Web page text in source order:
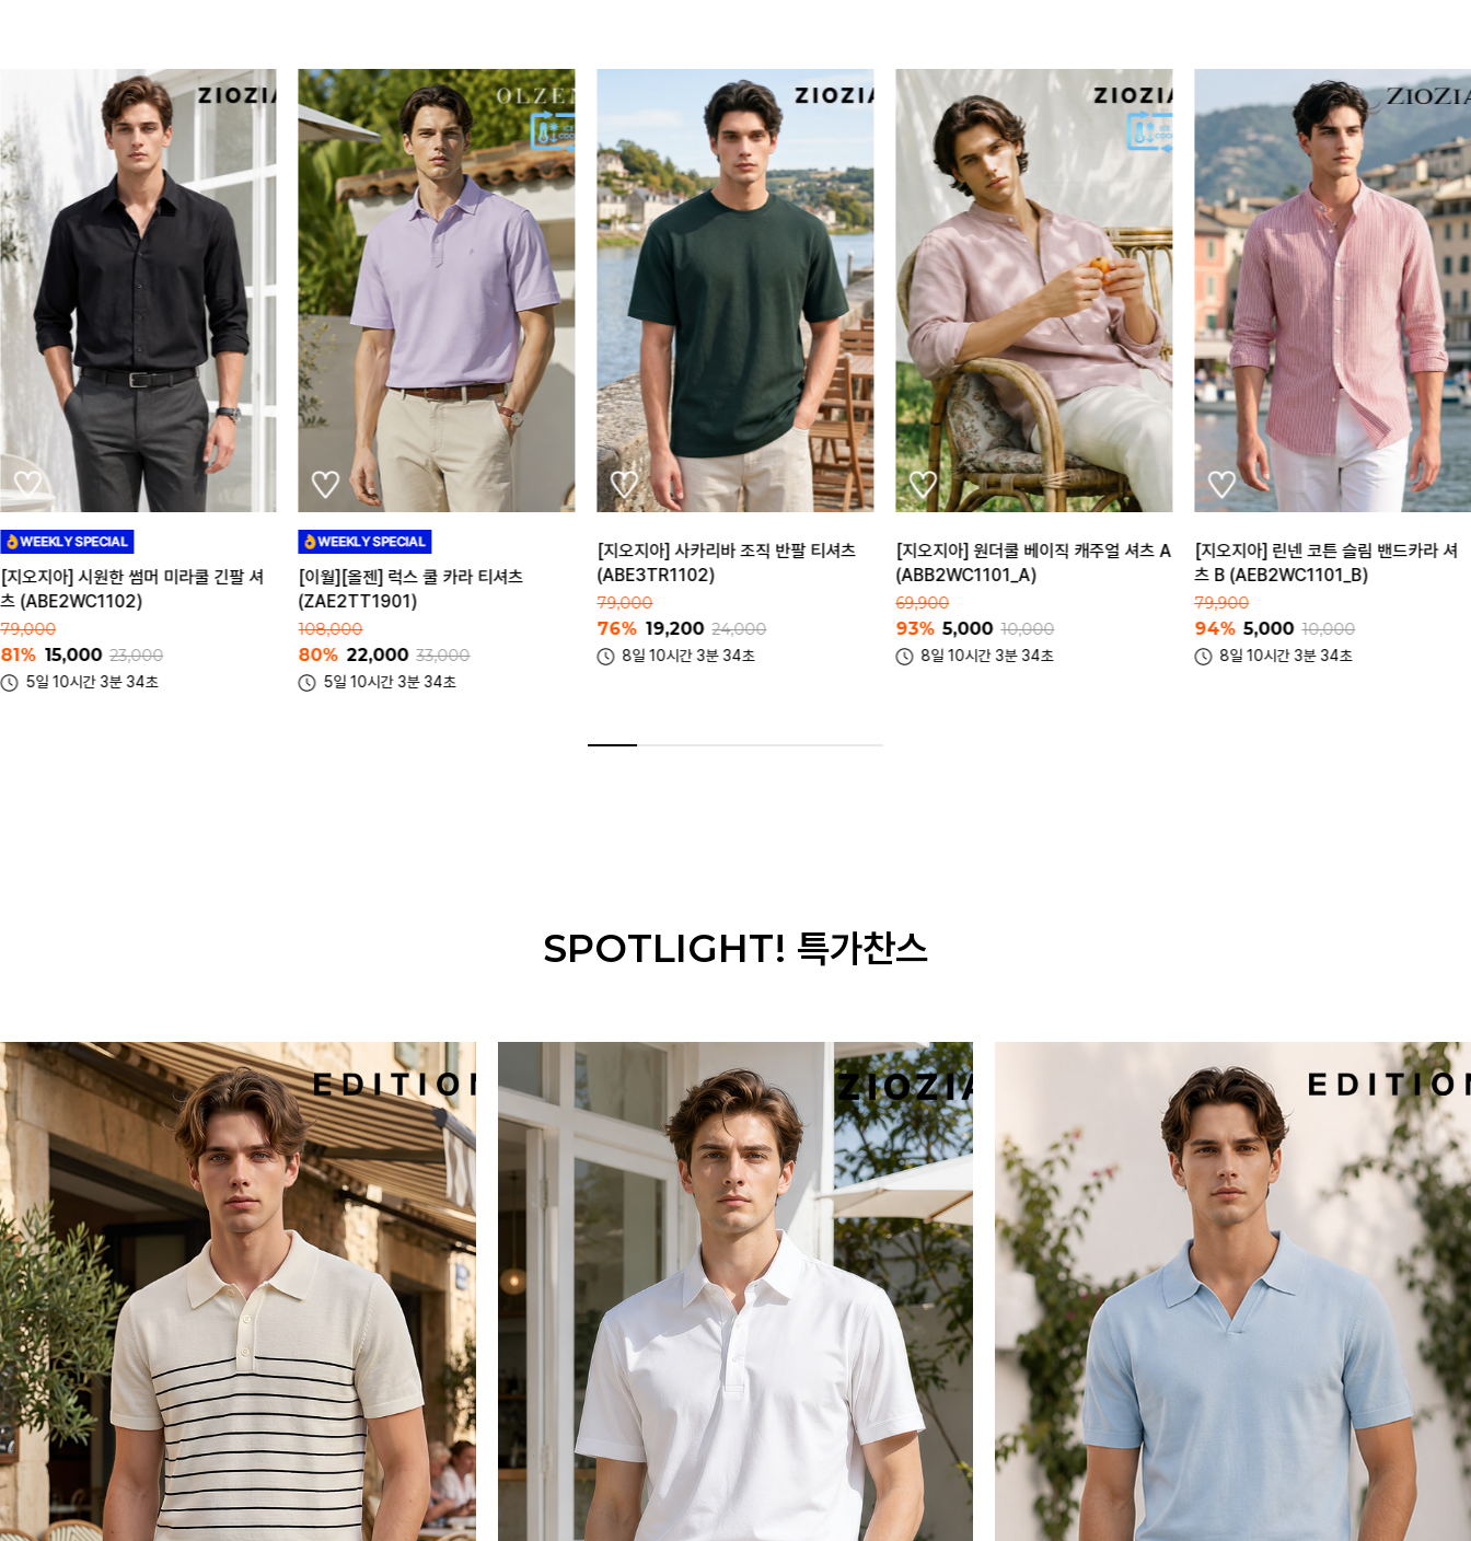
[이월][올젠] 럭스 쿨 카라 티셔츠
(ZAE2TT1901)
108,000
80% 22,000 33,000
5일 10시간 3분 34초
[지오지아] 사카리바 조직 반팔 티셔츠
(ABE3TR1102)
79,000
76% 19,200
8일 10시간 3분 34초
[지오지아] 원더쿨 베이직 캐주얼 셔츠 A
(ABB2WC1101_A)
69,900
93% 5,000 10,000
8일 10시간 3분 34초
[지오지아] 린넨 코튼 슬림 밴드카라 셔
츠 B (AEB2WC1101_B)
79,900
94% 5,000 10,000
8일 10시간 3분 34초
[지오지아] 코튼100 기본 반팔티, 컬러
별로 쟁이는 데일리룩
(ABC2TR3182_C)
49,900
90% 5,000 9,900
SPOTLIGHT! 특가찬스